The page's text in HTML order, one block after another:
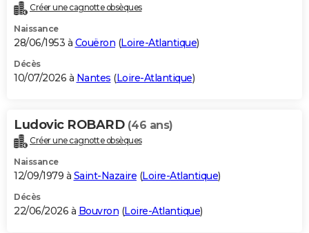
Destinations
City break
Voyage nature
Voyage de noces
Forum
Climat
+PHOTO
GUIDES D'ACHAT
BONS PLANS
Carte de Noël
Carte Bonne année
Carte Saint-Valentin
Carte Pâques
Carte d'anniversaire
DICTIONNAIRE
Dictionnaire
Biographies
Citations
Expressions
Proverbes
PROGRAMME TV
S'inscrire
Se connecter
Lycées
Collèges
Primaires
Universités
Entreprises
Service militaire
Avis de recherche
AVIS DE DÉCÈS
Créer une cagnotte obsèques
Naissance
28/06/1953 à Couëron (Loire-Atlantique)
Décès
10/07/2026 à Nantes (Loire-Atlantique)
Ludovic ROBARD (46 ans)
Créer une cagnotte obsèques
Naissance
12/09/1979 à Saint-Nazaire (Loire-Atlantique)
Décès
22/06/2026 à Bouvron (Loire-Atlantique)